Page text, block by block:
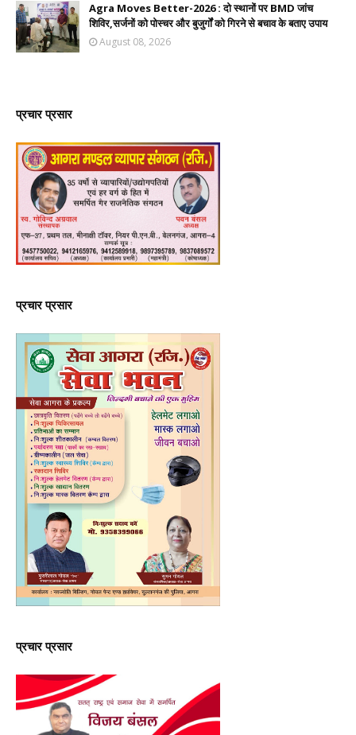
Agra Moves Better-2026 : दो स्थानों पर BMD जांच
शिविर,सर्जनों को पोस्चर और बुजुर्गों को गिरने से बचाव के बताए उपाय
August 08, 2026
प्रचार प्रसार
प्रचार प्रसार
प्रचार प्रसार